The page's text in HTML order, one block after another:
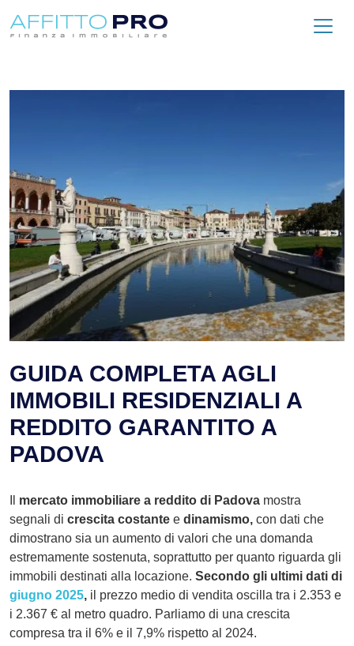
GUIDA COMPLETA AGLI
IMMOBILI RESIDENZIALI A
REDDITO GARANTITO A
PADOVA
mercato immobiliare a reddito di Padova mostra
segnali di crescita costante e dinamismo, con dati che
dimostrano sia un aumento di valori che una domanda
estremamente sostenuta, soprattutto per quanto riguarda gli
immobili destinati alla locazione. Secondo gli ultimi dati di
giugno 2025, il prezzo medio di vendita oscilla tra i 2.353 e
i 2.367 € al metro quadro. Parliamo di una crescita
compresa tra il 6% e il 7,9% rispetto al 2024.